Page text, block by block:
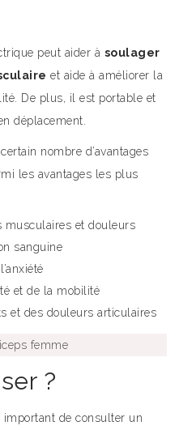
peut aider à soulager
et aide à améliorer la
De plus, il est portable et
déplacement.
nombre d’avantages
les avantages les plus
musculaires et douleurs
sanguine
et de la mobilité
et des douleurs articulaires
femme
?
de consulter un